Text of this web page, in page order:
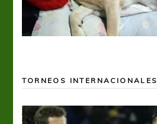
TORNEOS INTERNACIONALES